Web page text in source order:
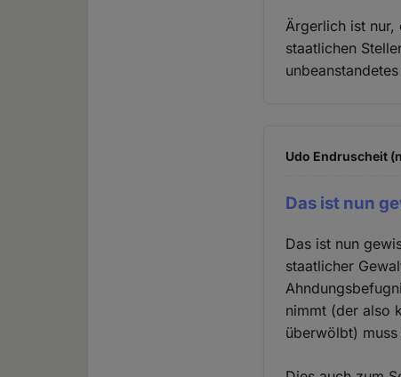
Ärgerlich ist nur,
staatlichen
Udo Endruscheit
Das ist nun
Das ist nun
staatlicher
nimmt (der also
überwölbt)